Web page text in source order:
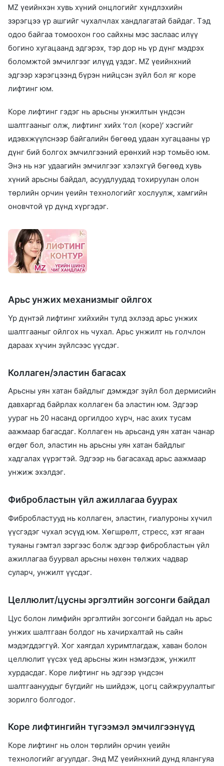
MZ үеийнхэн хувь хүний онцлогийг хүндлэхийн
зэрэгцээ үр ашгийг чухалчлах хандлагатай байдаг. Тэд
одоо байгаа томоохон гоо сайхны мэс заслаас илүү
богино хугацаанд эдгэрэх, тэр дор нь үр дүнг мэдрэх
боломжтой эмчилгээг илүүд үздэг. MZ үеийнхний
эдгээр хэрэгцээнд бүрэн нийцсэн зүйл бол яг коре
лифтинг юм.
Коре лифтинг гэдэг нь арьсны унжилтын үндсэн
шалтгааныг олж, лифтинг хийх ‘гол (коре)’ хэсгийг
идэвхжүүлснээр байгалийн бөгөөд удаан хугацааны үр
дүнг бий болгох эмчилгээний ерөнхий нэр томьёо юм.
Энэ нь нэг удаагийн эмчилгээг хэлэхгүй бөгөөд хувь
хүний арьсны байдал, асуудлуудад тохируулан олон
төрлийн орчин үеийн технологийг хослуулж, хамгийн
оновчтой үр дүнд хүргэдэг.
Арьс унжих механизмыг ойлгох
Үр дүнтэй лифтинг хийхийн тулд эхлээд арьс унжих
шалтгааныг ойлгох нь чухал. Арьс унжилт нь голчлон
дараах хүчин зүйлсээс үүсдэг.
Коллаген/эластин багасах
Арьсны уян хатан байдлыг дэмждэг зүйл бол дермисийн
давхаргад байрлах коллаген ба эластин юм. Эдгээр
уураг нь 20 насанд оргилдоо хүрч, нас ахих тусам
аажмаар багасдаг. Коллаген нь арьсанд уян хатан чанар
өгдөг бол, эластин нь арьсны уян хатан байдлыг
хадгалах үүрэгтэй. Эдгээр нь багасахад арьс аажмаар
унжиж эхэлдэг.
Фибробластын үйл ажиллагаа буурах
Фибробластууд нь коллаген, эластин, гиалуроны хүчил
үүсгэдэг чухал эсүүд юм. Хөгшрөлт, стресс, хэт ягаан
туяаны гэмтэл зэргээс болж эдгээр фибробластын үйл
ажиллагаа буурвал арьсны нөхөн төлжих чадвар
суларч, унжилт үүсдэг.
Целлюлит/цусны эргэлтийн зогсонги байдал
Цус болон лимфийн эргэлтийн зогсонги байдал нь арьс
унжих шалтгаан болдог нь хачирхалтай нь сайн
мэдэгддэггүй. Хог хаягдал хуримтлагдаж, хаван болон
целлюлит үүсэх үед арьсны жин нэмэгдэж, унжилт
хурдасдаг. Коре лифтинг нь эдгээр үндсэн
шалтгаануудыг бүгдийг нь шийдэж, цогц сайжруулалтыг
зорилго болгодог.
Коре лифтингийн түгээмэл эмчилгээнүүд
Коре лифтинг нь олон төрлийн орчин үеийн
технологийг агуулдаг. Энд MZ үеийнхний дунд ялангуяа